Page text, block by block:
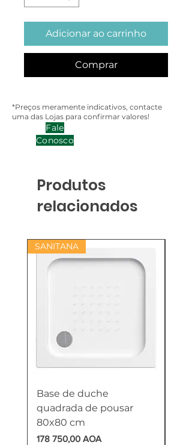
Adicionar ao carrinho
Comprar
*Preços meramente indicativos, contacte
uma das Lojas para confirmar valores!
Fale
Conosco
Produtos
relacionados
SANITANA
Base de duche
quadrada de pousar
80x80 cm
Preço
178 750,00 AOA